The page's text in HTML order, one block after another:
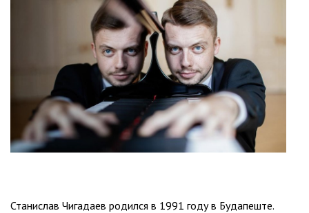
Станислав Чигадаев родился в 1991 году в Бу­дапеште.